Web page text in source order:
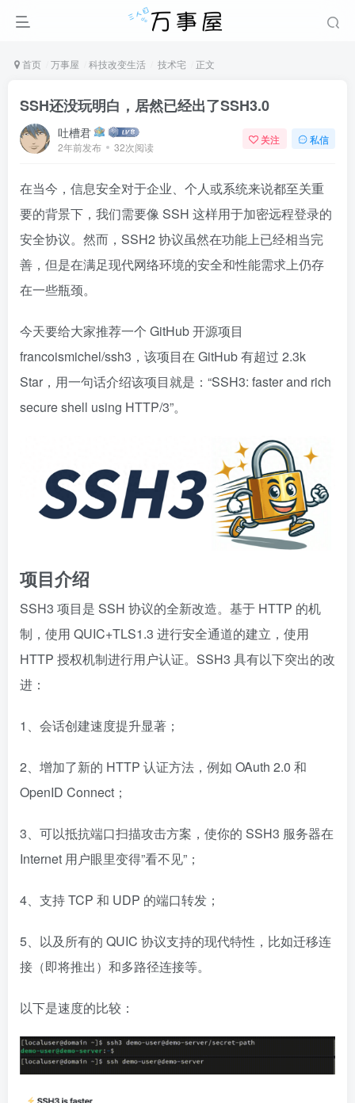
首页 万事屋 科技改变生活 技术宅 正文
SSH还没玩明白，居然已经出了SSH3.0
吐槽君
2年前发布 32次阅读
关注 私信
在当今，信息安全对于企业、个人或系统来说都至关重
要的背景下，我们需要像 SSH 这样用于加密远程登录的
安全协议。然而，SSH2 协议虽然在功能上已经相当完
善，但是在满足现代网络环境的安全和性能需求上仍存
在一些瓶颈。
今天要给大家推荐一个 GitHub 开源项目
francoismichel/ssh3，该项目在 GitHub 有超过 2.3k
Star，用一句话介绍该项目就是：“SSH3: faster and rich
secure shell using HTTP/3”。
项目介绍
SSH3 项目是 SSH 协议的全新改造。基于 HTTP 的机
制，使用 QUIC+TLS1.3 进行安全通道的建立，使用
HTTP 授权机制进行用户认证。SSH3 具有以下突出的改
进：
1、会话创建速度提升显著；
2、增加了新的 HTTP 认证方法，例如 OAuth 2.0 和
OpenID Connect；
3、可以抵抗端口扫描攻击方案，使你的 SSH3 服务器在
Internet 用户眼里变得”看不见”；
4、支持 TCP 和 UDP 的端口转发；
5、以及所有的 QUIC 协议支持的现代特性，比如迁移连
接（即将推出）和多路径连接等。
以下是速度的比较：